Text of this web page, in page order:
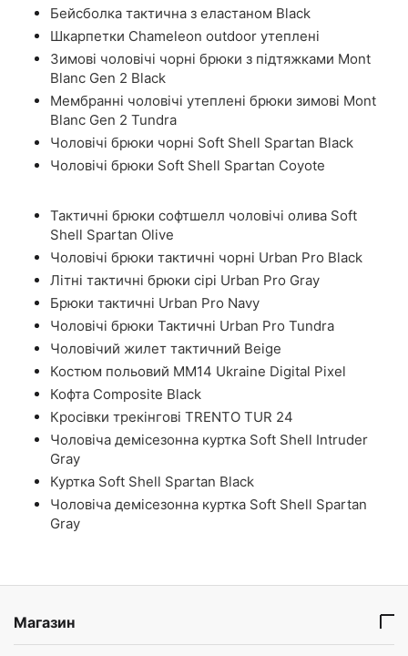
Бейсболка тактична з еластаном Black
Шкарпетки Chameleon outdoor утеплені
Зимові чоловічі чорні брюки з підтяжками Mont
Blanc Gen 2 Black
Мембранні чоловічі утеплені брюки зимові Mont
Blanc Gen 2 Tundra
Чоловічі брюки чорні Soft Shell Spartan Black
Чоловічі брюки Soft Shell Spartan Coyote
Тактичні брюки софтшелл чоловічі олива Soft
Shell Spartan Olive
Чоловічі брюки тактичні чорні Urban Pro Black
Літні тактичні брюки сірі Urban Pro Gray
Брюки тактичні Urban Pro Navy
Чоловічі брюки Тактичні Urban Pro Tundra
Чоловічий жилет тактичний Beige
Костюм польовий ММ14 Ukraine Digital Pixel
Кофта Composite Black
Кросівки трекінгові TRENTO TUR 24
Чоловіча демісезонна куртка Soft Shell Intruder
Gray
Куртка Soft Shell Spartan Black
Чоловіча демісезонна куртка Soft Shell Spartan
Gray
Магазин